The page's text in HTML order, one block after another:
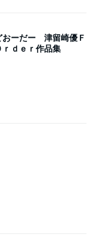
おーだー 津留崎優Ｆ
ｄｅｒ作品集